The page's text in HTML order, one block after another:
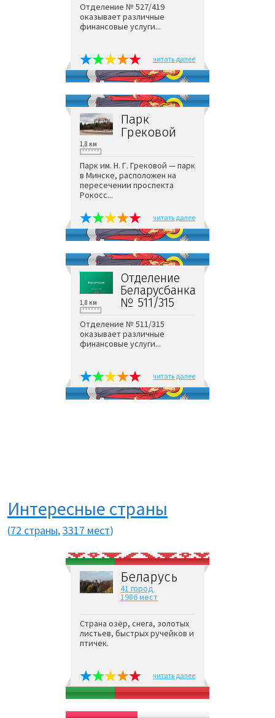
Отделение № 527/419
оказывает различные
финансовые услуги...
читать далее
Парк
Грековой
1,8 км
Парк им. Н. Г. Грековой — парк
в Минске, расположен на
пересечении проспекта
Рокосс...
читать далее
Отделение
Беларусбанка
№ 511/315
1,8 км
Отделение № 511/315
оказывает различные
финансовые услуги...
читать далее
Интересные страны
(72 страны,3317 мест)
Беларусь
41 город
1986 мест
Страна озёр, снега, золотых
листьев, быстрых ручейков и
птичек.
читать далее